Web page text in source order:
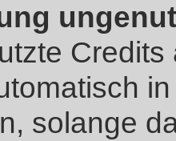
solange